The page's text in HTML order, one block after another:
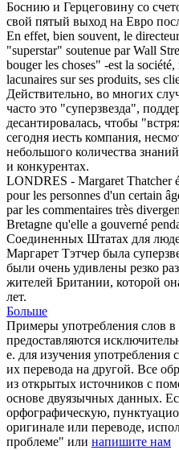
Боснию и Герцеговину со
свой пятый выход на Евро
En effet, bien souvent, le
"superstar" soutenue par Wall
bouger les choses" -est la
lacunaires sur ses produits, ses
Действительно, во многих
часто это "суперзвезда",
десантировалась, чтобы
сегодня иесть компания,
небольшого количества
и конкурентах.
LONDRES - Margaret Thatcher
pour les personnes d'un certain
par les commentaires très
Bretagne qu'elle a gouverné
Соединенных Штатах для
Маргарет Тэтчер была
были очень удивлены резко
жителей Британии, которой
лет.
Больше
Примеры употребления слов в
предоставляются
е. для изучения употребления
их перевода на другой. Все
из открытых источников с
основе двуязычных данных.
орфографическую,
оригинале или переводе,
проблеме" или напишите нам